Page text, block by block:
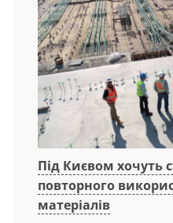
Під Києвом хочуть
повторного
матеріалів